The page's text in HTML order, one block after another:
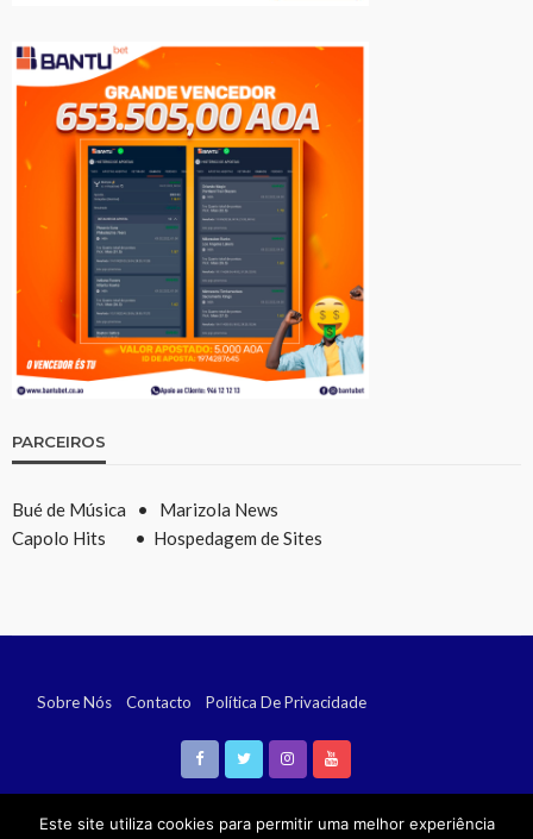
PARCEIROS
Bué de Música • Marizola News
Capolo Hits • Hospedagem de Sites
Sobre Nós Contacto Política De Privacidade
Remoção De Conteúdo (DMCA)
Este site utiliza cookies para permitir uma melhor experiência